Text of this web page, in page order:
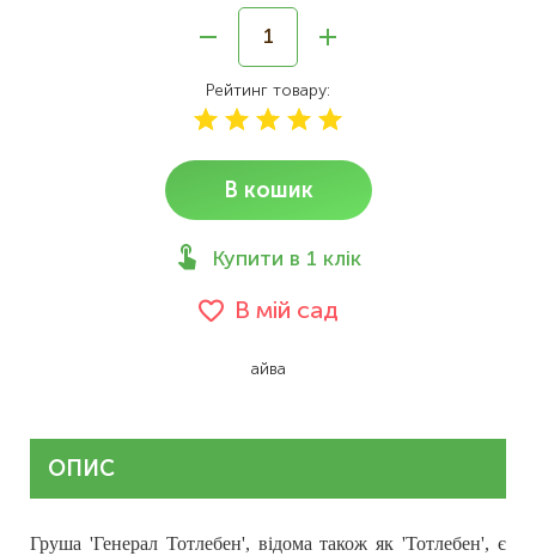
Рейтинг товару
В кошик
Купити в 1 клік
В мій сад
айва
ОПИС
Груша 'Генерал Тотлебен', відома також як 'Тотлебен', є